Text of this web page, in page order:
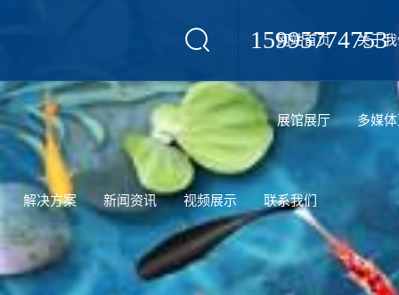
15995774753
网站首页 关于
展馆展厅 多媒
解决方案 新闻资讯 视频展示 联系我们